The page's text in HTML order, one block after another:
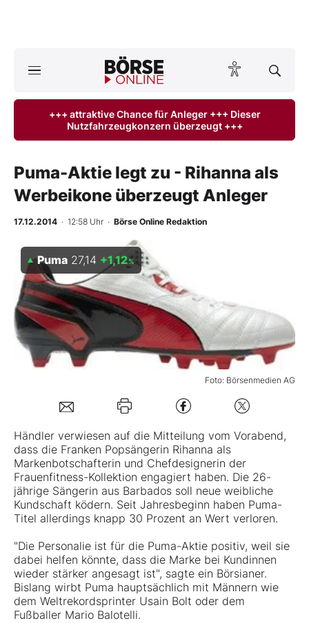
ktuelle Ausgabe BÖRSE ONLINE lesen
Anlageprodukte
Finanz-Check
BO-Musterdepots
Experten
Mein B:O
Kontakt
+++ attraktive Chance für Anleger +++ Dieser
Nutzfahrzeugkonzern überzeugt +++
Puma-Aktie legt zu - Rihanna als
Werbeikone überzeugt Anleger
17.12.2014 · 12:58 Uhr · Börse Online Redaktion
Foto: Börsenmedien AG
Puma 27,14 +1,12%
Händler verwiesen auf die Mitteilung vom Vorabend,
dass die Franken Popsängerin Rihanna als
Markenbotschafterin und Chefdesignerin der
Frauenfitness-Kollektion engagiert haben. Die 26-
jährige Sängerin aus Barbados soll neue weibliche
Kundschaft ködern. Seit Jahresbeginn haben Puma-
Titel allerdings knapp 30 Prozent an Wert verloren.
"Die Personalie ist für die Puma-Aktie positiv, weil sie
dabei helfen könnte, dass die Marke bei Kundinnen
wieder stärker angesagt ist", sagte ein Börsianer.
Bislang wirbt Puma hauptsächlich mit Männern wie
dem Weltrekordsprinter Usain Bolt oder dem
Fußballer Mario Balotelli.